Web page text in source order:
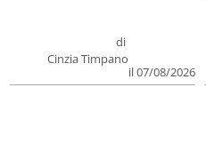
di
Cinzia Timpano
il 07/08/2026